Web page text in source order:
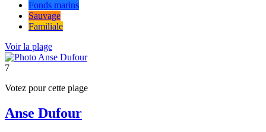
Fonds marins
Sauvage
Familiale
Voir la plage
7
Votez pour cette plage
Anse Dufour